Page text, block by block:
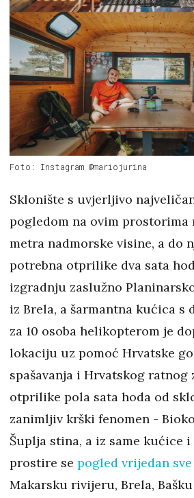
Foto: Instagram @mariojurina
Sklonište s uvjerljivo
pogledom na ovim prostorima
metra nadmorske visine, a do
potrebna otprilike dva sata
izgradnju zaslužno
iz Brela, a šarmantna kućica s
za 10 osoba helikopterom je
lokaciju uz pomoć Hrvatske
spašavanja i Hrvatskog ratnog
otprilike pola sata hoda od
zanimljiv krški fenomen -
Šuplja stina, a iz same kućice
prostire se pogled vrijedan
Makarsku rivijeru, Brela,